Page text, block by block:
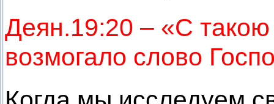
Деян.19:20 – «С
возмогало слово